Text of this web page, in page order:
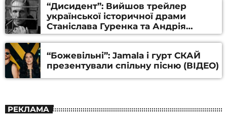
“Дисидент”: Вийшов трейлер
української історичної драми
Станіслава Гуренка та Андрія
Алфьорова (ВІДЕО)
“Божевільні”: Jamala і гурт СКАЙ
презентували спільну пісню (ВІДЕО)
РЕКЛАМА